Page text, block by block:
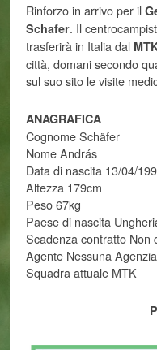
Rinforzo in arrivo per il
Schafer. Il
trasferirà in Italia dal
città, domani secondo
sul suo sito le visite
ANAGRAFICA
Cognome Schäfer
Nome András
Data di nascita 13/04/
Altezza 179cm
Peso 67kg
Paese di nascita
Scadenza contratto Non
Agente Nessuna Agenzia
Squadra attuale MTK